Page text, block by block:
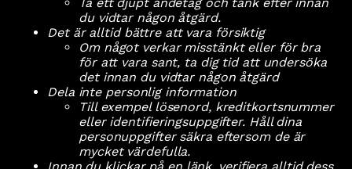
du vidtar någon åtgärd.
Det är alltid bättre att vara försiktig
Om något verkar misstänkt eller för bra
för att vara sant, ta dig tid att undersöka
det innan du vidtar någon åtgärd
Dela inte personlig information
Till exempel lösenord, kreditkortsnummer
eller identifieringsuppgifter. Håll dina
personuppgifter säkra eftersom de är
mycket värdefulla.